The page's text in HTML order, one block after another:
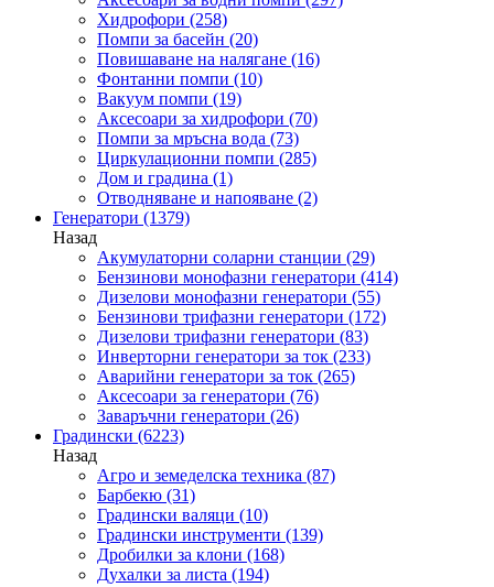
Хидрофори (258)
Помпи за басейн (20)
Повишаване на налягане (16)
Фонтанни помпи (10)
Вакуум помпи (19)
Аксесоари за хидрофори (70)
Помпи за мръсна вода (73)
Циркулационни помпи (285)
Дом и градина (1)
Отводняване и напояване (2)
Генератори (1379)
Назад
Акумулаторни соларни станции (29)
Бензинови монофазни генератори (414)
Дизелови монофазни генератори (55)
Бензинови трифазни генератори (172)
Дизелови трифазни генератори (83)
Инверторни генератори за ток (233)
Аварийни генератори за ток (265)
Аксесоари за генератори (76)
Заваръчни генератори (26)
Градински (6223)
Назад
Агро и земеделска техника (87)
Барбекю (31)
Градински валяци (10)
Градински инструменти (139)
Дробилки за клони (168)
Духалки за листа (194)